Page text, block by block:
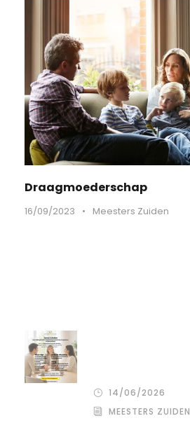
Draagmoederschap
16/09/2023 • Meesters Zuiden
14/06/2026
MEESTERS ZUIDEN